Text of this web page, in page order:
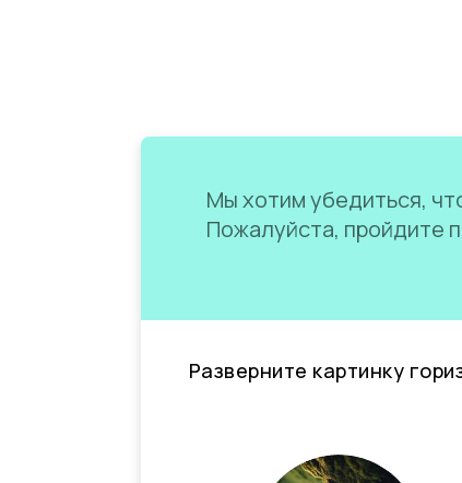
Мы хотим убедиться,
Пожалуйста, пройдите
Разверните картинку